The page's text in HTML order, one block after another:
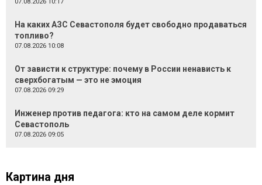
На каких АЗС Севастополя будет свободно продаваться
топливо?
07.08.2026 10:08
От зависти к структуре: почему в России ненависть к
сверхбогатым — это не эмоция
07.08.2026 09:29
Инженер против педагога: кто на самом деле кормит
Севастополь
07.08.2026 09:05
Картина дня